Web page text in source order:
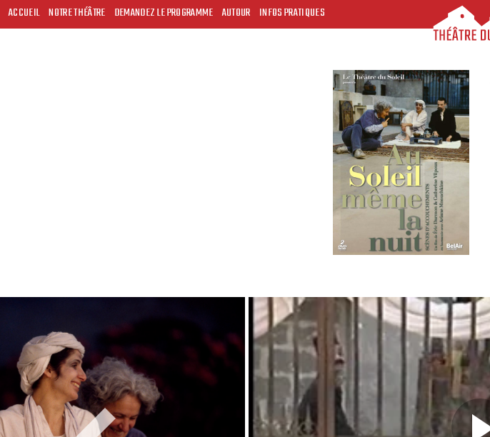
ACCUEIL NOTRE THÉÂTRE DEMANDEZ LE PROGRAMME AUTOUR INFOS PRATIQUES